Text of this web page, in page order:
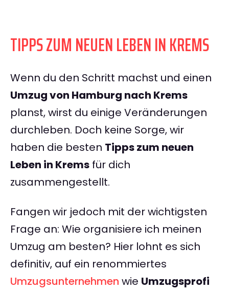
TIPPS ZUM NEUEN LEBEN IN KREMS
Wenn du den Schritt machst und einen
Umzug von Hamburg nach Krems
planst, wirst du einige Veränderungen
durchleben. Doch keine Sorge, wir
haben die besten Tipps zum neuen
Leben in Krems für dich
zusammengestellt.
Fangen wir jedoch mit der wichtigsten
Frage an: Wie organisiere ich meinen
Umzug am besten? Hier lohnt es sich
definitiv, auf ein renommiertes
Umzugsunternehmen wie Umzugsprofi